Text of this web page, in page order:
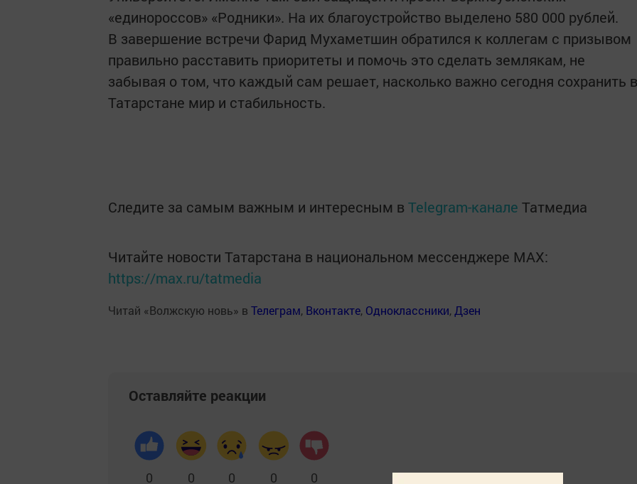
«единороссов» «Родники». На их благоустройство выделено 580 000 рублей.
В завершение встречи Фарид Мухаметшин обратился к коллегам с призывом
правильно расставить приоритеты и помочь это сделать землякам, не
забывая о том, что каждый сам решает, насколько важно сегодня сохранить в
Татарстане мир и стабильность.
Следите за самым важным и интересным в Telegram-канале Татмедиа
Читайте новости Татарстана в национальном мессенджере MАХ:
https://max.ru/tatmedia
Читай «Волжскую новь» в Телеграм, Вконтакте, Одноклассники, Дзен
Оставляйте реакции
0 0 0 0 0